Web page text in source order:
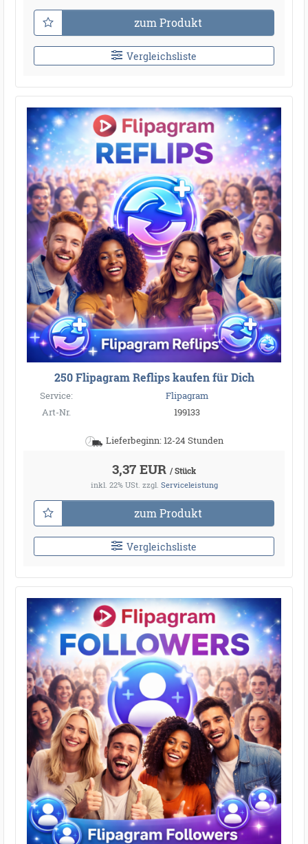
zum Produkt
Vergleichsliste
250 Flipagram Reflips kaufen für Dich
Service:
Flipagram
Art-Nr.
199133
Lieferbeginn: 12-24 Stunden
3,37 EUR / Stück
inkl. 22% USt. zzgl. Serviceleistung
zum Produkt
Vergleichsliste